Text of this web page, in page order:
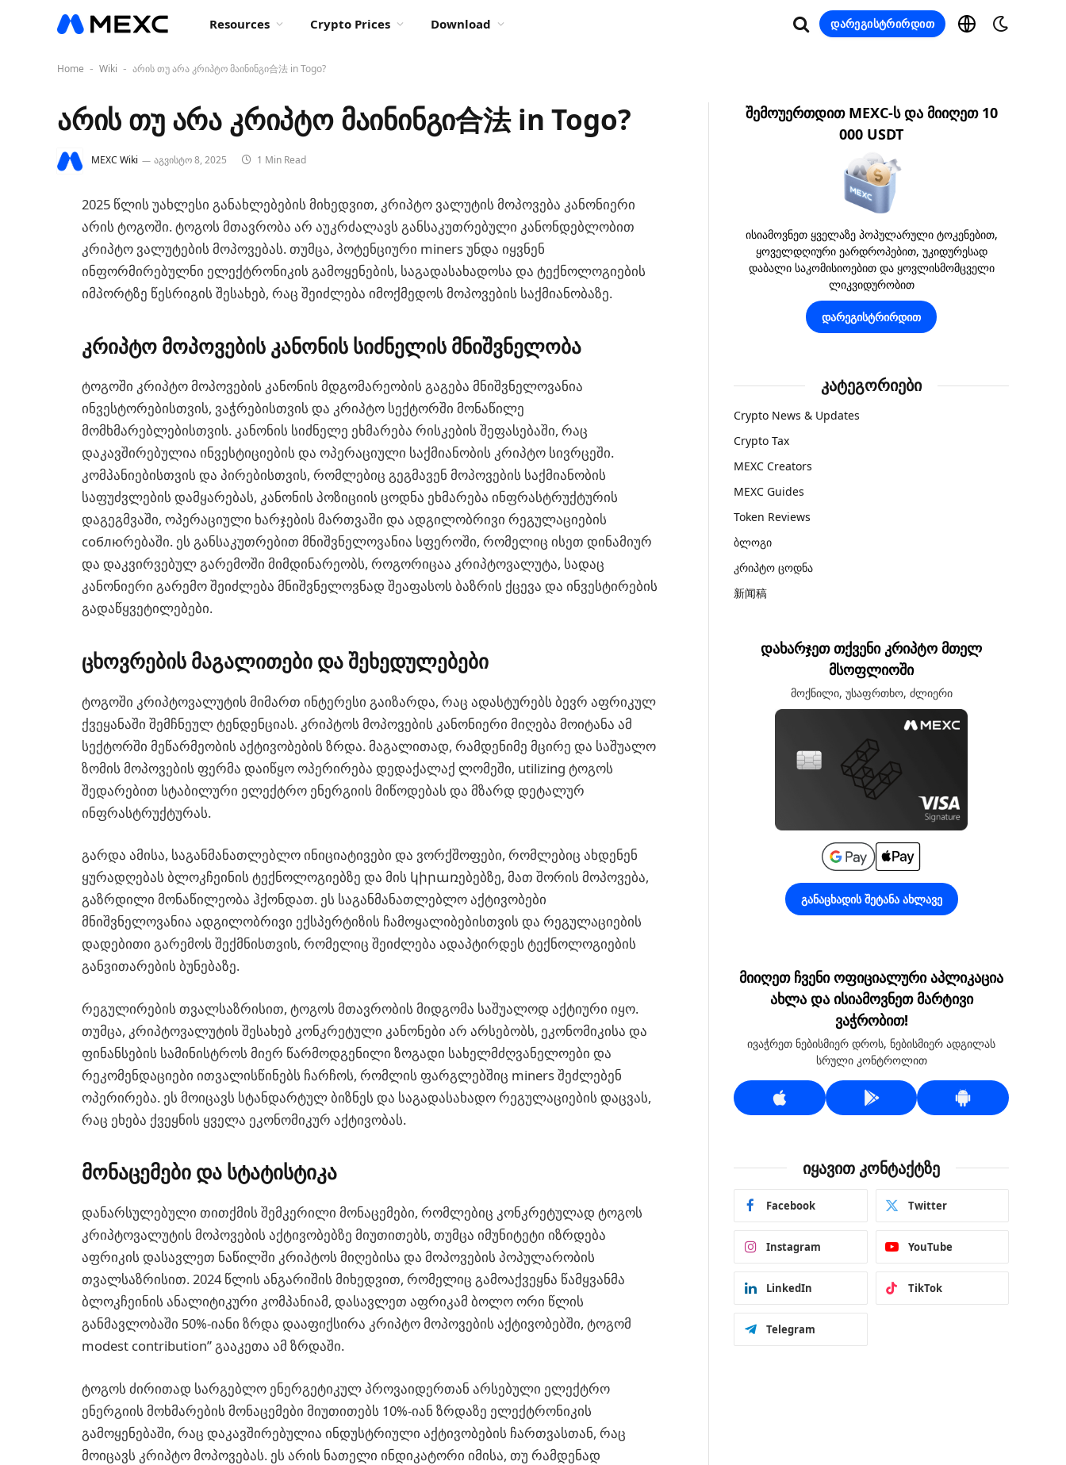
Resources Crypto Prices Download დარეგისტრირდით
Home - Wiki - არის თუ არა კრიპტო მაინინგი合法 in Togo?
არის თუ არა კრიპტო მაინინგი合法 in Togo?
MEXC Wiki აგვისტო 8, 2025 1 Min Read
2025 წლის უახლესი განახლებების მიხედვით, კრიპტო ვალუტის მოპოვება კანონიერი
არის ტოგოში. ტოგოს მთავრობა არ აუკრძალავს განსაკუთრებული კანონდებლობით
კრიპტო ვალუტების მოპოვებას. თუმცა, პოტენციური miners უნდა იყვნენ
ინფორმირებულნი ელექტრონიკის გამოყენების, საგადასახადოსა და ტექნოლოგიების
იმპორტზე წესრიგის შესახებ, რაც შეიძლება იმოქმედოს მოპოვების საქმიანობაზე.
კრიპტო მოპოვების კანონის სიძნელის მნიშვნელობა
ტოგოში კრიპტო მოპოვების კანონის მდგომარეობის გაგება მნიშვნელოვანია
ინვესტორებისთვის, ვაჭრებისთვის და კრიპტო სექტორში მონაწილე
მომხმარებლებისთვის. კანონის სიძნელე ეხმარება რისკების შეფასებაში, რაც
დაკავშირებულია ინვესტიციების და ოპერაციული საქმიანობის კრიპტო სივრცეში.
კომპანიებისთვის და პირებისთვის, რომლებიც გეგმავენ მოპოვების საქმიანობის
საფუძვლების დამყარებას, კანონის პოზიციის ცოდნა ეხმარება ინფრასტრუქტურის
დაგეგმვაში, ოპერაციული ხარჯების მართვაში და ადგილობრივი რეგულაციების
соблюრებაში. ეს განსაკუთრებით მნიშვნელოვანია სფეროში, რომელიც ისეთ დინამიურ
და დაკვირვებულ გარემოში მიმდინარეობს, როგორიცაა კრიპტოვალუტა, სადაც
კანონიერი გარემო შეიძლება მნიშვნელოვნად შეაფასოს ბაზრის ქცევა და ინვესტირების
გადაწყვეტილებები.
ცხოვრების მაგალითები და შეხედულებები
ტოგოში კრიპტოვალუტის მიმართ ინტერესი გაიზარდა, რაც ადასტურებს ბევრ აფრიკულ
ქვეყანაში შემჩნეულ ტენდენციას. კრიპტოს მოპოვების კანონიერი მიღება მოიტანა ამ
სექტორში მეწარმეობის აქტივობების ზრდა. მაგალითად, რამდენიმე მცირე და საშუალო
ზომის მოპოვების ფერმა დაიწყო ოპერირება დედაქალაქ ლომეში, utilizing ტოგოს
შედარებით სტაბილური ელექტრო ენერგიის მიწოდებას და მზარდ დეტალურ
ინფრასტრუქტურას.
გარდა ამისა, საგანმანათლებლო ინიციატივები და ვორქშოფები, რომლებიც ახდენენ
ყურადღებას ბლოკჩეინის ტექნოლოგიებზე და მის կիրառებებზე, მათ შორის მოპოვება,
გაზრდილი მონაწილეობა ჰქონდათ. ეს საგანმანათლებლო აქტივობები
მნიშვნელოვანია ადგილობრივი ექსპერტიზის ჩამოყალიბებისთვის და რეგულაციების
დადებითი გარემოს შექმნისთვის, რომელიც შეიძლება ადაპტირდეს ტექნოლოგიების
განვითარების ბუნებაზე.
რეგულირების თვალსაზრისით, ტოგოს მთავრობის მიდგომა საშუალოდ აქტიური იყო.
თუმცა, კრიპტოვალუტის შესახებ კონკრეტული კანონები არ არსებობს, ეკონომიკისა და
ფინანსების სამინისტროს მიერ წარმოდგენილი ზოგადი სახელმძღვანელოები და
რეკომენდაციები ითვალისწინებს ჩარჩოს, რომლის ფარგლებშიც miners შეძლებენ
ოპერირება. ეს მოიცავს სტანდარტულ ბიზნეს და საგადასახადო რეგულაციების დაცვას,
რაც ეხება ქვეყნის ყველა ეკონომიკურ აქტივობას.
მონაცემები და სტატისტიკა
დანარსულებული თითქმის შემკერილი მონაცემები, რომლებიც კონკრეტულად ტოგოს
კრიპტოვალუტის მოპოვების აქტივობებზე მიუთითებს, თუმცა იმუნიტეტი იზრდება
აფრიკის დასავლეთ ნაწილში კრიპტოს მიღებისა და მოპოვების პოპულარობის
თვალსაზრისით. 2024 წლის ანგარიშის მიხედვით, რომელიც გამოაქვეყნა წამყვანმა
ბლოკჩეინის ანალიტიკური კომპანიამ, დასავლეთ აფრიკამ ბოლო ორი წლის
განმავლობაში 50%-იანი ზრდა დააფიქსირა კრიპტო მოპოვების აქტივობებში, ტოგომ
modest contribution” გააკეთა ამ ზრდაში.
ტოგოს ძირითად სარგებლო ენერგეტიკულ პროვაიდერთან არსებული ელექტრო
ენერგიის მოხმარების მონაცემები მიუთითებს 10%-იან ზრდაზე ელექტრონიკის
გამოყენებაში, რაც დაკავშირებულია ინდუსტრიული აქტივობების ჩართვასთან, რაც
მოიცავს კრიპტო მოპოვებას. ეს არის ნათელი ინდიკატორი იმისა, თუ რამდენად
შემოუერთდით MEXC-ს და მიიღეთ 10
000 USDT
ისიამოვნეთ ყველაზე პოპულარული ტოკენებით,
ყოველდღიური ეარდროპებით, უკიდურესად
დაბალი საკომისიოებით და ყოვლისმომცველი
ლიკვიდურობით
დარეგისტრირდით
კატეგორიები
Crypto News & Updates
Crypto Tax
MEXC Creators
MEXC Guides
Token Reviews
ბლოგი
კრიპტო ცოდნა
新闻稿
დახარჯეთ თქვენი კრიპტო მთელ
მსოფლიოში
მოქნილი, უსაფრთხო, ძლიერი
განაცხადის შეტანა ახლავე
მიიღეთ ჩვენი ოფიციალური აპლიკაცია
ახლა და ისიამოვნეთ მარტივი
ვაჭრობით!
ივაჭრეთ ნებისმიერ დროს, ნებისმიერ ადგილას
სრული კონტროლით
იყავით კონტაქტზე
Facebook Twitter
Instagram YouTube
LinkedIn TikTok
Telegram